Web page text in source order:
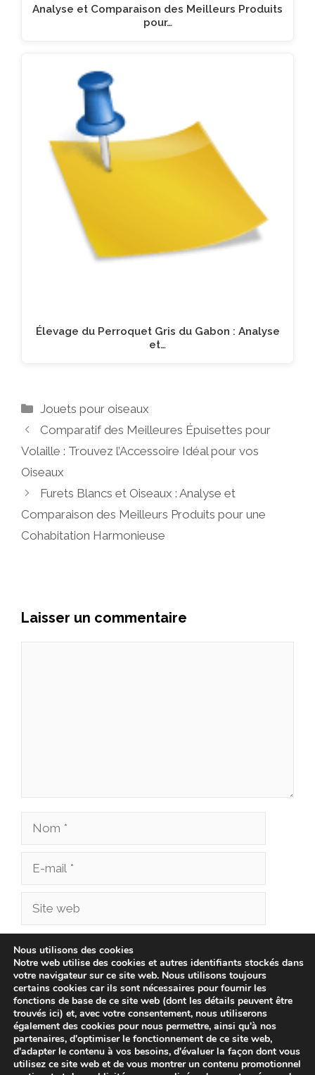
Analyse et Comparaison des Meilleurs Produits
pour…
Élevage du Perroquet Gris du Gabon : Analyse
et…
Catégories
Jouets pour oiseaux
Comparatif des Meilleures Épuisettes pour
Volaille : Trouvez l’Accessoire Idéal pour vos
Oiseaux
Furets Blancs et Oiseaux : Analyse et
Comparaison des Meilleurs Produits pour une
Cohabitation Harmonieuse
Laisser un commentaire
Nom
Site
Enregistrer mon nom, mon e-mail et mon site
dans le navigateur pour mon prochain
commentaire.
Nous utilisons des cookies
Notre web utilise des cookies et autres identifiants stockés dans
votre navigateur sur ce site web. Nous utilisons toujours
certains cookies car ils sont nécessaires pour fournir les
fonctions de base de ce site web (dont les détails peuvent être
trouvés ici) et, avec votre consentement, nous utiliserons
également des cookies pour nous permettre, ainsi qu'à nos
partenaires, d'optimiser le fonctionnement de ce site web,
d'adapter le contenu à vos besoins, d'évaluer la façon dont vous
utilisez ce site web et de vous montrer un contenu promotionnel